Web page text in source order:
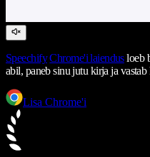
Speechify Chrome'i laiendusloeb
abil, paneb sinu jutu kirja ja
Lisa Chrome'i